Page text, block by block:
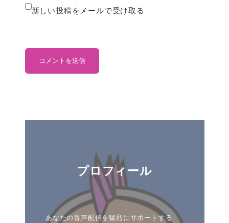
新しい投稿をメールで受け取る
プロフィール
あなたの音声配信を猛烈にサポートする